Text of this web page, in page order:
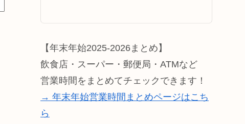
【年末年始2025-2026まとめ】
飲食店・スーパー・郵便局・ATMなど
営業時間をまとめてチェックできます！
→ 年末年始営業時間まとめページはこち
ら